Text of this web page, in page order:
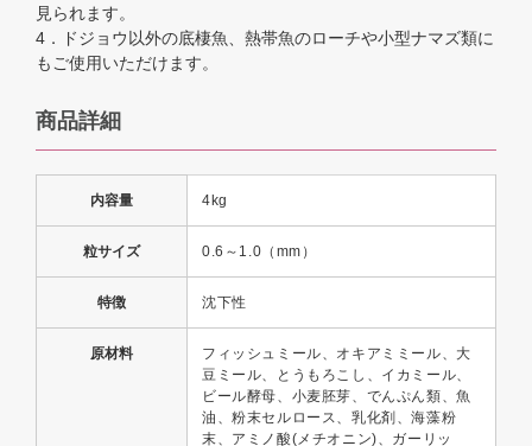
見られます。
4．ドジョウ以外の底棲魚、熱帯魚のローチや小型ナマズ類に
もご使用いただけます。
商品詳細
内容量 4kg
粒サイズ 0.6～1.0（mm）
特徴 沈下性
原材料
フィッシュミール、オキアミミール、大
豆ミール、とうもろこし、イカミール、
ビール酵母、小麦胚芽、でんぷん類、魚
油、粉末セルロース、乳化剤、海藻粉
末、アミノ酸(メチオニン)、ガーリッ